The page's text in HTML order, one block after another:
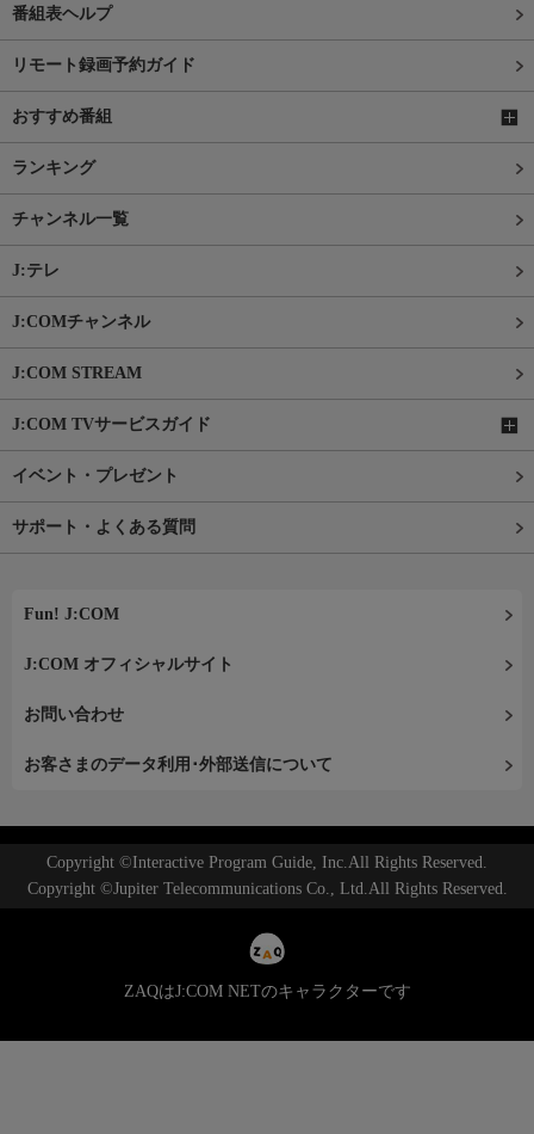
番組表ヘルプ
リモート録画予約ガイド
おすすめ番組
ランキング
チャンネル一覧
J:テレ
J:COMチャンネル
J:COM STREAM
J:COM TVサービスガイド
イベント・プレゼント
サポート・よくある質問
Fun! J:COM
J:COM オフィシャルサイト
お問い合わせ
お客さまのデータ利用･外部送信について
Copyright ©Interactive Program Guide, Inc.All Rights Reserved.
Copyright ©Jupiter Telecommunications Co., Ltd.All Rights Reserved.
ZAQはJ:COM NETのキャラクターです